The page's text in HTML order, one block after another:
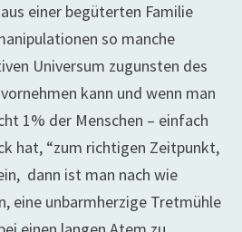
einer begüterten Familie
so manche
Universum zugunsten des
kann und wenn man
1% der Menschen – einfach
hat, “zum richtigen Zeitpunkt,
dann ist man nach wie
eine unbarmherzige Tretmühle